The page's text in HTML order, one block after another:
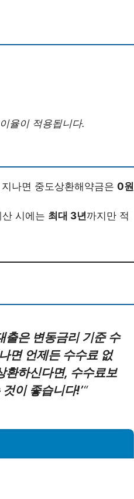
율이 적용됩니다.
나면 중도상환해약금은 0원
시에는 최대 3년까지만 적
출은 변동금리 기준 수
면 언제든 수수료 없
환하신다면, 수수료보
이 좋습니다!’“